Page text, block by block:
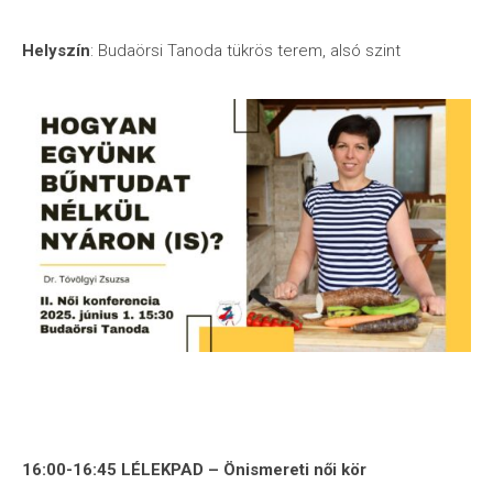
Helyszín: Budaörsi Tanoda tükrös terem, alsó szint
16:00-16:45 LÉLEKPAD – Önismereti női kör